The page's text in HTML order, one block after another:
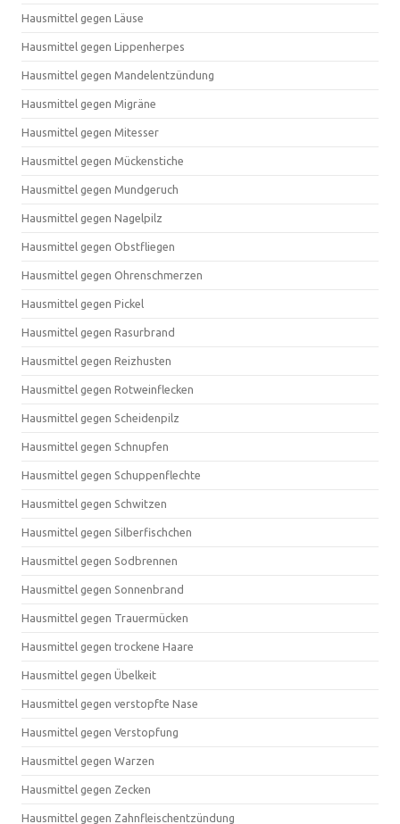
Hausmittel gegen Läuse
Hausmittel gegen Lippenherpes
Hausmittel gegen Mandelentzündung
Hausmittel gegen Migräne
Hausmittel gegen Mitesser
Hausmittel gegen Mückenstiche
Hausmittel gegen Mundgeruch
Hausmittel gegen Nagelpilz
Hausmittel gegen Obstfliegen
Hausmittel gegen Ohrenschmerzen
Hausmittel gegen Pickel
Hausmittel gegen Rasurbrand
Hausmittel gegen Reizhusten
Hausmittel gegen Rotweinflecken
Hausmittel gegen Scheidenpilz
Hausmittel gegen Schnupfen
Hausmittel gegen Schuppenflechte
Hausmittel gegen Schwitzen
Hausmittel gegen Silberfischchen
Hausmittel gegen Sodbrennen
Hausmittel gegen Sonnenbrand
Hausmittel gegen Trauermücken
Hausmittel gegen trockene Haare
Hausmittel gegen Übelkeit
Hausmittel gegen verstopfte Nase
Hausmittel gegen Verstopfung
Hausmittel gegen Warzen
Hausmittel gegen Zecken
Hausmittel gegen Zahnfleischentzündung